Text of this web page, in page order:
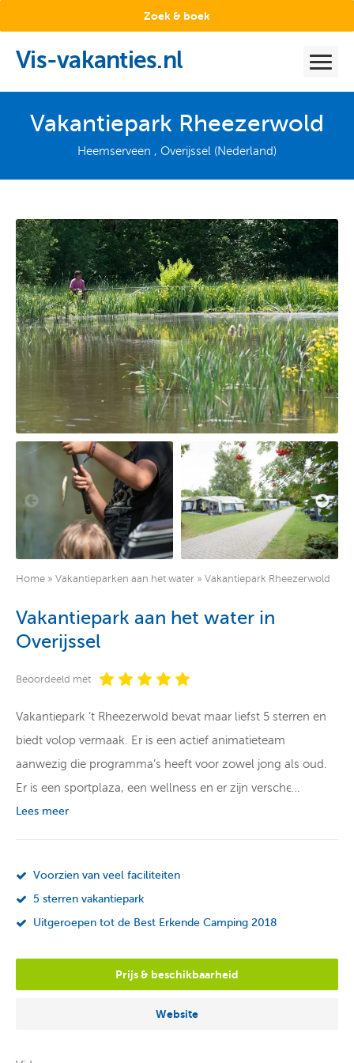
Vis-vakanties.nl
Zoek & boek
Vakantiepark Rheezerwold
Heemserveen , Overijssel (Nederland)
Home » Vakantieparken aan het water » Vakantiepark Rheezerwold
Vakantiepark aan het water in
Overijssel
Beoordeeld met
Vakantiepark ’t Rheezerwold bevat maar liefst 5 sterren en
biedt volop vermaak. Er is een actief animatieteam
aanwezig die programma’s heeft voor zowel jong als oud.
Er is een sportplaza, een wellness en er zijn verscheidene
speeltuinen, zwembaden en horecafaciliteiten. Echter is dat
rivier de Vecht. De omgeving is zeer geschikt voor prachtige
wandelingen of fietstochten. Daarnaast bevat de omgeving
onder andere verschillende pretparken, kastelen, musea en
Vakantiepark
Lees meer
Voorzien van veel faciliteiten
5 sterren vakantiepark
Uitgeroepen tot de Best Erkende Camping 2018
Prijs & beschikbaarheid
Website